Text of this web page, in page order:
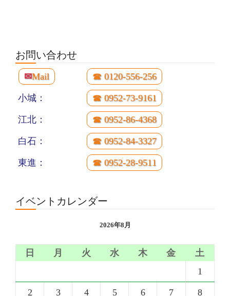
お問い合わせ
✉Mail ☎ 0120-556-256
小城： ☎ 0952-73-9161
江北： ☎ 0952-86-4368
白石： ☎ 0952-84-3327
東進： ☎ 0952-28-9511
イベントカレンダー
2026年8月
日 月 火 水 木 金
土
1
2 3 4 5 6 7 8